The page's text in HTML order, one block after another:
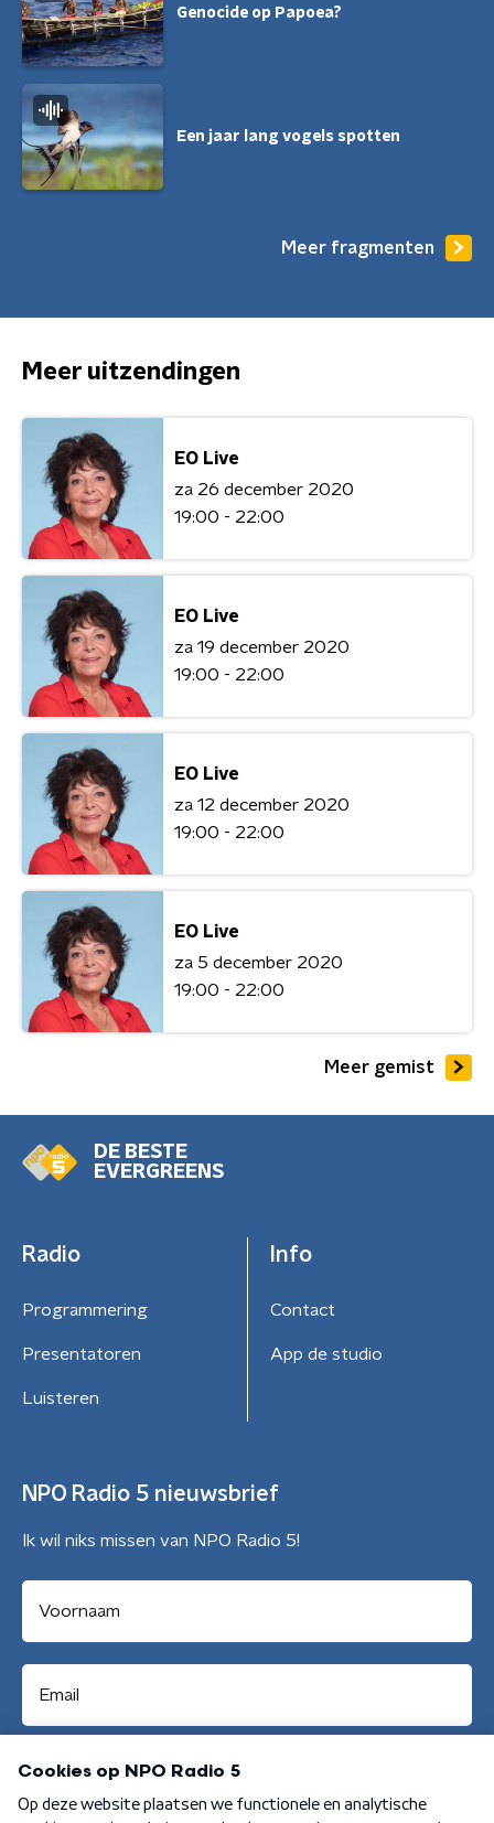
Genocide op Papoea?
Een jaar lang vogels spotten
Meer fragmenten
Meer uitzendingen
EO Live
za 26 december 2020
19:00 - 22:00
EO Live
za 19 december 2020
19:00 - 22:00
EO Live
za 12 december 2020
19:00 - 22:00
EO Live
za 5 december 2020
19:00 - 22:00
Meer gemist
DE BESTE
EVERGREENS
Radio
Programmering
Presentatoren
Luisteren
Info
Contact
App de studio
NPO Radio 5 nieuwsbrief
Ik wil niks missen van NPO Radio 5!
Aanmelden